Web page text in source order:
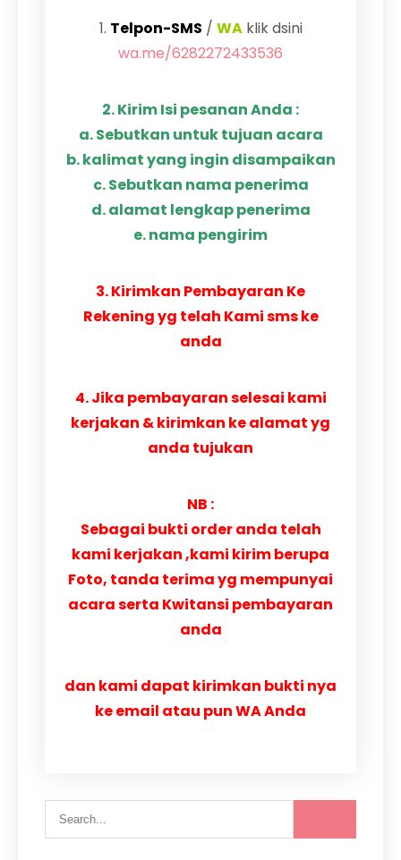
1. Telpon-SMS / WAklik dsini
wa.me/6282272433536
2. Kirim Isi pesanan Anda :
a. Sebutkan untuk tujuan acara
b. kalimat yang ingin disampaikan
c. Sebutkan nama penerima
d. alamat lengkap penerima
e. nama pengirim
3. Kirimkan Pembayaran Ke
Rekening yg telah Kami sms ke
anda
4. Jika pembayaran selesai kami
kerjakan & kirimkan ke alamat yg
anda tujukan
NB :
Sebagai bukti order anda telah
kami kerjakan ,kami kirim berupa
Foto, tanda terima yg mempunyai
acara serta Kwitansi pembayaran
anda
dan kami dapat kirimkan bukti nya
ke email atau pun WA Anda